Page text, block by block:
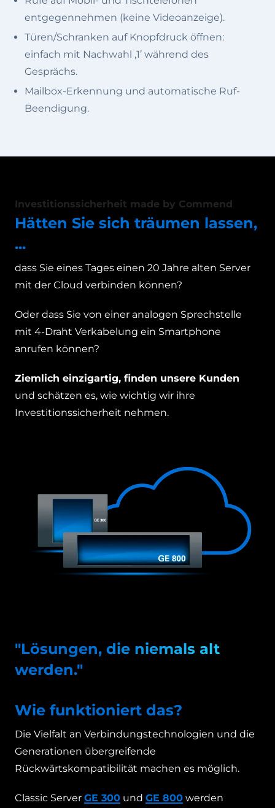
entgegennehmen (keine Videoanzeige).
Türen/Schranken auf Knopfdruck öffnen:
einfach mit Nachwahl ‚1’ während des
Gesprächs.
Mailbox-Erkennung und automatische Ruf-
Beendigung.
Investitionssicherheit made by Commend
Hätten Sie sich träumen lassen,
...
dass Sie eines Tages einen 20 Jahre alten Server
mit der Cloud verbinden können?
Oder dass Sie von einer analogen Sprechstelle
mit 4-Draht Verkabelung ein Smartphone
anrufen können?
Ziemlich einzigartig, finden unsere Kunden
und schätzen es, wie wichtig wir ihre
Investitionssicherheit nehmen.
"Lösungen, die niemals alt
werden."
Wie funktioniert das?
Die Vielfalt an Verbindungstechnologien und die
Generationen übergreifende
Rückwärtskompatibilität machen es möglich.
Classic Server GE 300 und GE 800 werden